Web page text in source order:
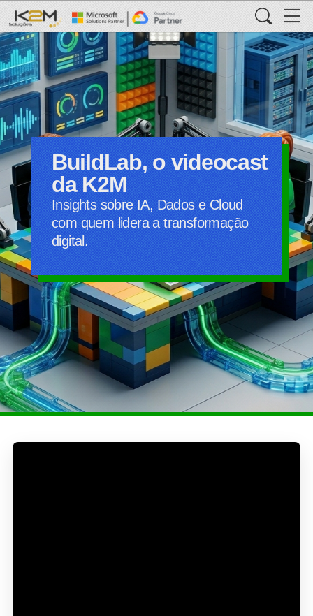
BuildLab, o videocast
da K2M
Insights sobre IA, Dados e Cloud
com quem lidera a transformação
digital.